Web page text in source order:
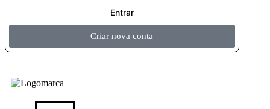
Entrar
Criar nova conta